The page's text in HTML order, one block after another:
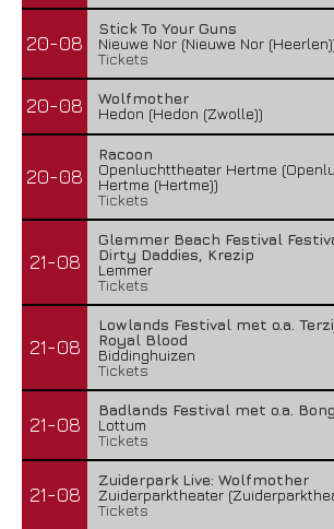
20-08
Stick To Your Guns
Nieuwe Nor (Nieuwe Nor
Tickets
20-08
Wolfmother
Hedon (Hedon (Zwolle))
20-08
Racoon
Openluchttheater Hertme
Hertme (Hertme))
Tickets
21-08
Glemmer Beach Festival
Dirty Daddies, Krezip
Lemmer
Tickets
21-08
Lowlands Festival met o.a.
Royal Blood
Biddinghuizen
Tickets
21-08
Badlands Festival met o.a.
Lottum
Tickets
21-08
Zuiderpark Live: Wolfmother
Zuiderparktheater
Tickets